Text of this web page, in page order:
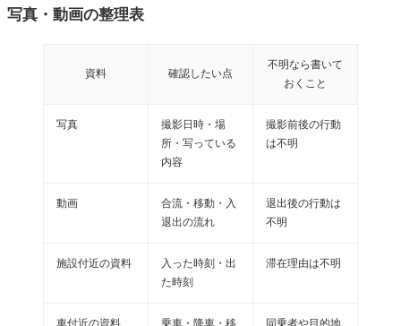
写真・動画の整理表
資料 確認したい点
不明なら書いて
おくこと
写真
撮影日時・場
所・写っている
内容
撮影前後の行動
は不明
動画
合流・移動・入
退出の流れ
退出後の行動は
不明
施設付近の資料
入った時刻・出
た時刻
滞在理由は不明
車付近の資料
乗車・降車・移
同乗者や目的地